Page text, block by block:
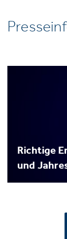
Richtige
und